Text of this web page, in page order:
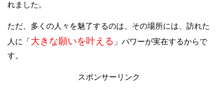
れました。
ただ、多くの人々を魅了するのは、その場所には、訪れた
人に「 大きな願いを叶える 」パワーが実在するからで
す。
スポンサーリンク